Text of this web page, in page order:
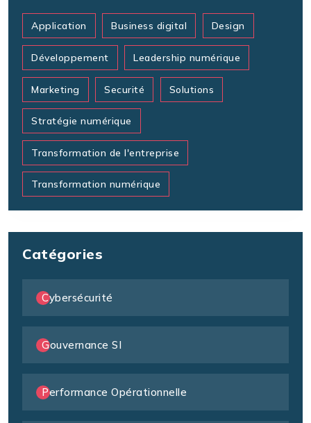
Application Business digital Design
Développement Leadership numérique
Marketing Securité Solutions
Stratégie numérique
Transformation de l'entreprise
Transformation numérique
Catégories
Cybersécurité
Gouvernance SI
Performance Opérationnelle